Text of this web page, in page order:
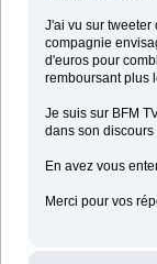
J'ai vu sur tweeter
compagnie
d'euros pour
remboursant plus
Je suis sur BFM
dans son discours
En avez vous
Merci pour vos